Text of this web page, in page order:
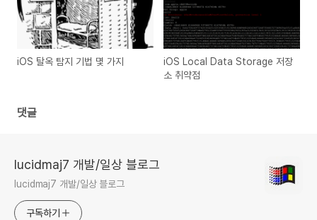
iOS 탈옥 탐지 기법 몇 가지
iOS Local Data Storage 저장
소 취약점
댓글
lucidmaj7 개발/일상 블로그
lucidmaj7 개발/일상 블로그
구독하기